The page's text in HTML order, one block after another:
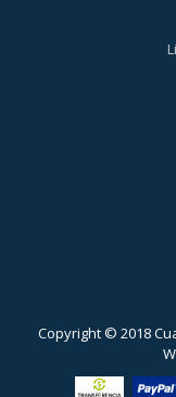
Copyright © 2018